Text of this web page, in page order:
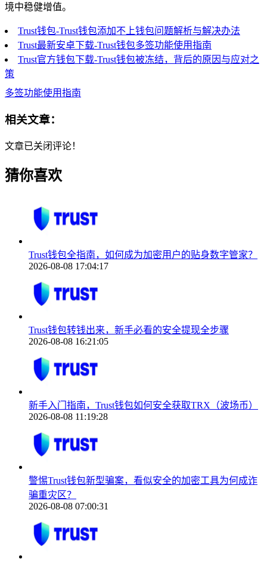
境中稳健增值。
Trust钱包-Trust钱包添加不上钱包问题解析与解决办法
Trust最新安卓下载-Trust钱包多签功能使用指南
Trust官方钱包下载-Trust钱包被冻结，背后的原因与应对之
策
多签功能使用指南
相关文章：
文章已关闭评论！
猜你喜欢
Trust钱包全指南，如何成为加密用户的贴身数字管家？
2026-08-08 17:04:17
Trust钱包转钱出来，新手必看的安全提现全步骤
2026-08-08 16:21:05
新手入门指南，Trust钱包如何安全获取TRX（波场币）
2026-08-08 11:19:28
警惕Trust钱包新型骗案，看似安全的加密工具为何成诈
骗重灾区？
2026-08-08 07:00:31